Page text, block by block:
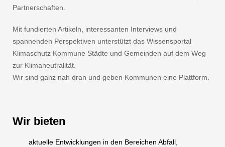
Partnerschaften.
Mit fundierten Artikeln, interessanten Interviews und
spannenden Perspektiven unterstützt das Wissensportal
Klimaschutz Kommune Städte und Gemeinden auf dem Weg
zur Klimaneutralität.
Wir sind ganz nah dran und geben Kommunen eine Plattform.
Wir bieten
aktuelle Entwicklungen in den Bereichen Abfall,